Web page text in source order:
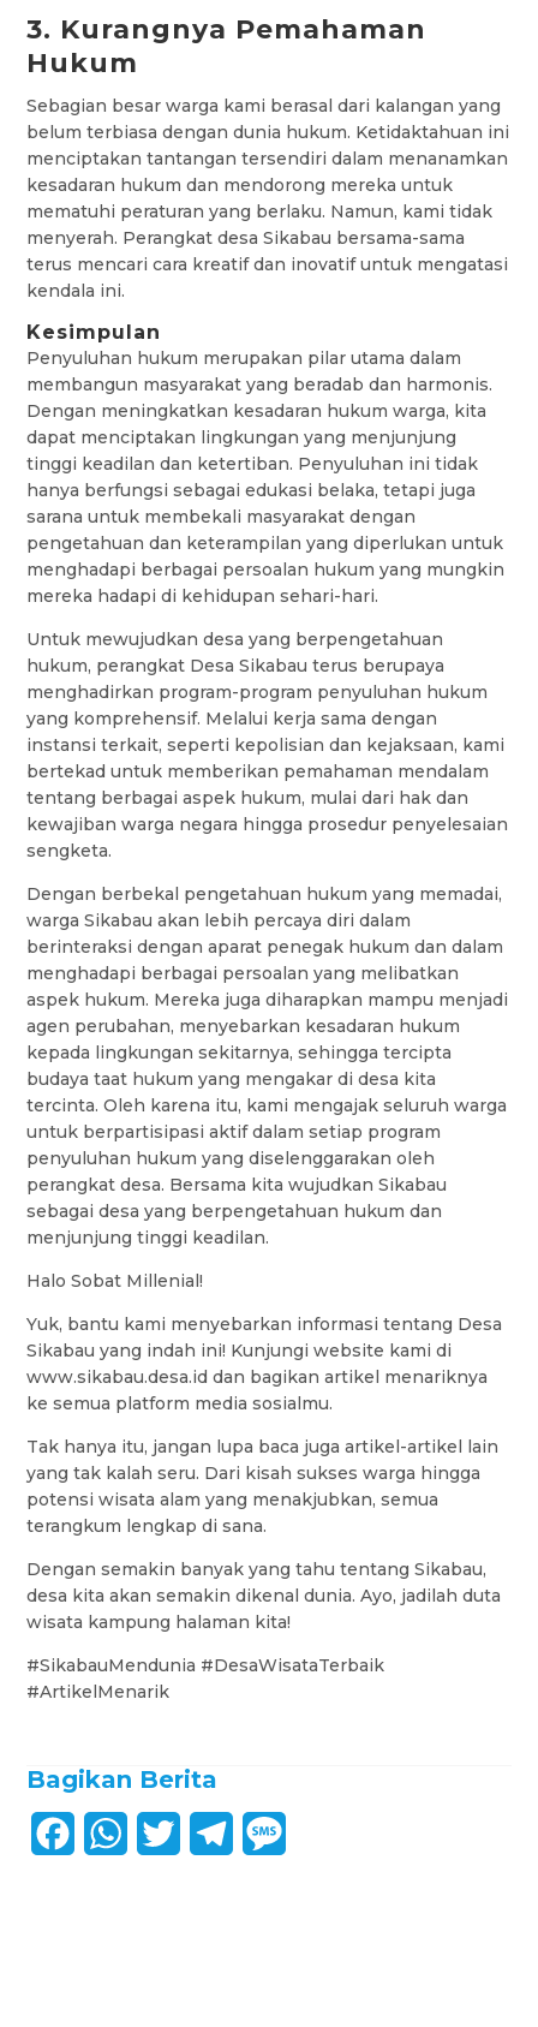
3. Kurangnya Pemahaman
Hukum
Sebagian besar warga kami berasal dari kalangan yang
belum terbiasa dengan dunia hukum. Ketidaktahuan ini
menciptakan tantangan tersendiri dalam menanamkan
kesadaran hukum dan mendorong mereka untuk
mematuhi peraturan yang berlaku. Namun, kami tidak
menyerah. Perangkat desa Sikabau bersama-sama
terus mencari cara kreatif dan inovatif untuk mengatasi
kendala ini.
Kesimpulan
Penyuluhan hukum merupakan pilar utama dalam
membangun masyarakat yang beradab dan harmonis.
Dengan meningkatkan kesadaran hukum warga, kita
dapat menciptakan lingkungan yang menjunjung
tinggi keadilan dan ketertiban. Penyuluhan ini tidak
hanya berfungsi sebagai edukasi belaka, tetapi juga
sarana untuk membekali masyarakat dengan
pengetahuan dan keterampilan yang diperlukan untuk
menghadapi berbagai persoalan hukum yang mungkin
mereka hadapi di kehidupan sehari-hari.
Untuk mewujudkan desa yang berpengetahuan
hukum, perangkat Desa Sikabau terus berupaya
menghadirkan program-program penyuluhan hukum
yang komprehensif. Melalui kerja sama dengan
instansi terkait, seperti kepolisian dan kejaksaan, kami
bertekad untuk memberikan pemahaman mendalam
tentang berbagai aspek hukum, mulai dari hak dan
kewajiban warga negara hingga prosedur penyelesaian
sengketa.
Dengan berbekal pengetahuan hukum yang memadai,
warga Sikabau akan lebih percaya diri dalam
berinteraksi dengan aparat penegak hukum dan dalam
menghadapi berbagai persoalan yang melibatkan
aspek hukum. Mereka juga diharapkan mampu menjadi
agen perubahan, menyebarkan kesadaran hukum
kepada lingkungan sekitarnya, sehingga tercipta
budaya taat hukum yang mengakar di desa kita
tercinta. Oleh karena itu, kami mengajak seluruh warga
untuk berpartisipasi aktif dalam setiap program
penyuluhan hukum yang diselenggarakan oleh
perangkat desa. Bersama kita wujudkan Sikabau
sebagai desa yang berpengetahuan hukum dan
menjunjung tinggi keadilan.
Halo Sobat Millenial!
Yuk, bantu kami menyebarkan informasi tentang Desa
Sikabau yang indah ini! Kunjungi website kami di
www.sikabau.desa.id dan bagikan artikel menariknya
ke semua platform media sosialmu.
Tak hanya itu, jangan lupa baca juga artikel-artikel lain
yang tak kalah seru. Dari kisah sukses warga hingga
potensi wisata alam yang menakjubkan, semua
terangkum lengkap di sana.
Dengan semakin banyak yang tahu tentang Sikabau,
desa kita akan semakin dikenal dunia. Ayo, jadilah duta
wisata kampung halaman kita!
#SikabauMendunia #DesaWisataTerbaik
#ArtikelMenarik
Bagikan Berita
W
T